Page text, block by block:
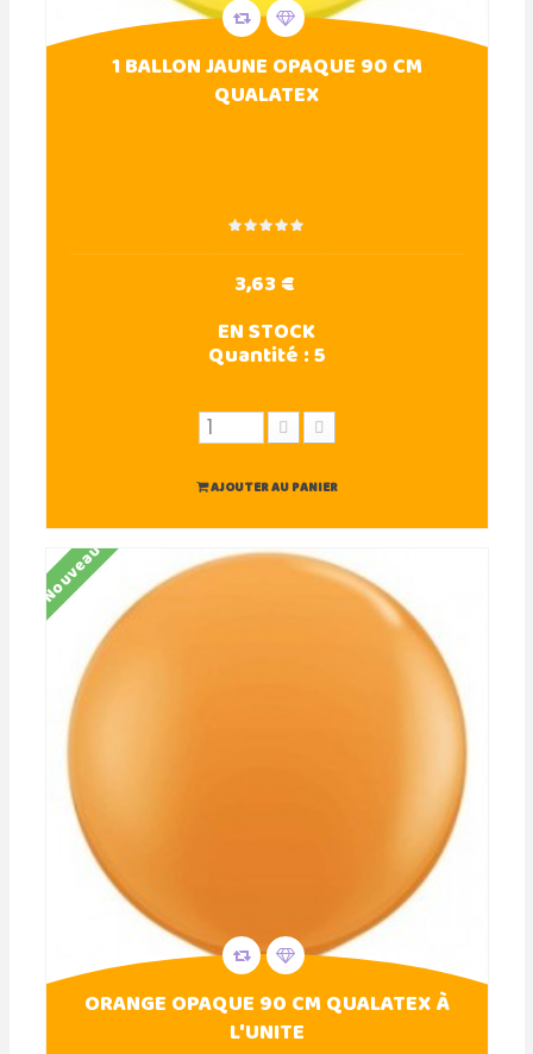
1 BALLON JAUNE OPAQUE 90 CM
QUALATEX
3,63 €
EN STOCK
Quantité :5
AJOUTER AU PANIER
Nouveau
ORANGE OPAQUE 90 CM QUALATEX À
L'UNITE